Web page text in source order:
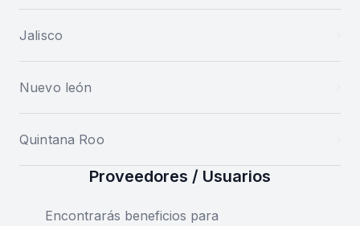
Jalisco
Nuevo león
Quintana Roo
Proveedores / Usuarios
Encontrarás beneficios para